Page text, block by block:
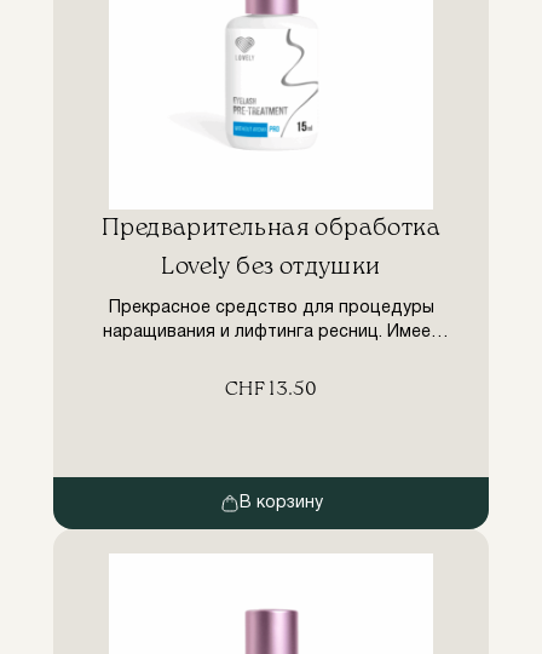
Предварительная обработка
Lovely без отдушки
Прекрасное средство для процедуры
наращивания и лифтинга ресниц. Имеет
ваши глаза от загрязнений и
способствуют более долгому ношению
полуперманентных ресниц.Содержите
ресницы в чистоте — это снижает риск
зуда век, инфекций и других
CHF 13.50
В корзину